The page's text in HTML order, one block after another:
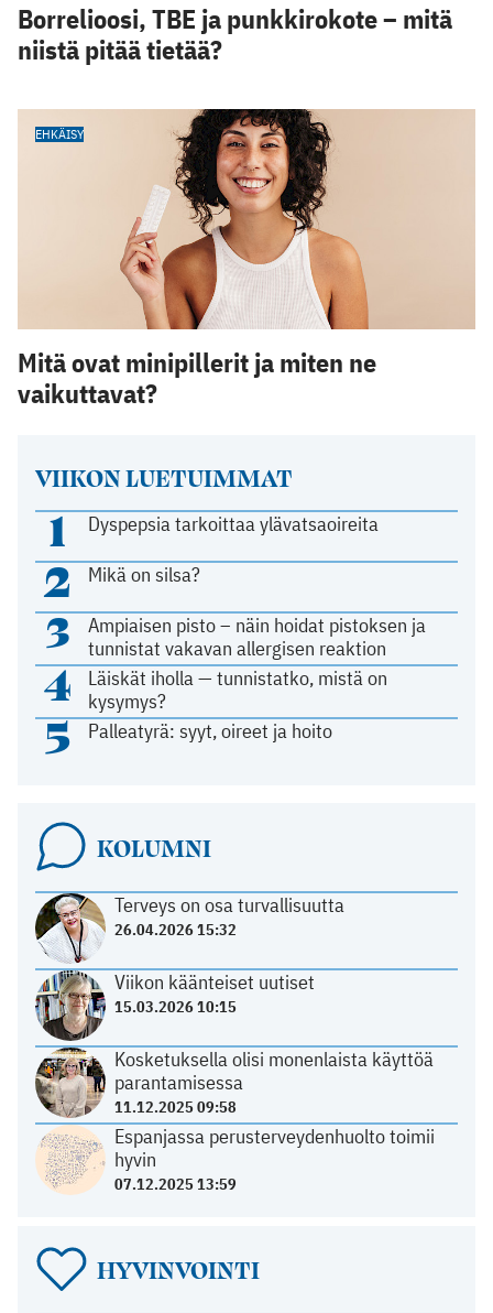
VIIKON LUETUIMMAT
1 Dyspepsia tarkoittaa ylävatsaoireita
2 Mikä on silsa?
3
Ampiaisen pisto – näin hoidat pistoksen ja
tunnistat vakavan allergisen reaktion
4
Läiskät iholla — tunnistatko, mistä on
kysymys?
5 Palleatyrä: syyt, oireet ja hoito
KOLUMNI
Terveys on osa turvallisuutta
26.04.2026 15:32
Viikon käänteiset uutiset
15.03.2026 10:15
Kosketuksella olisi monenlaista käyttöä
parantamisessa
11.12.2025 09:58
Espanjassa perusterveydenhuolto toimii
hyvin
07.12.2025 13:59
HYVINVOINTI
Borrelioosi, TBE ja punkkirokote – mitä
niistä pitää tietää?
EHKÄISY
Mitä ovat minipillerit ja miten ne
vaikuttavat?